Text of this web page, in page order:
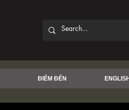
ĐIỂM ĐẾN ENGLISH